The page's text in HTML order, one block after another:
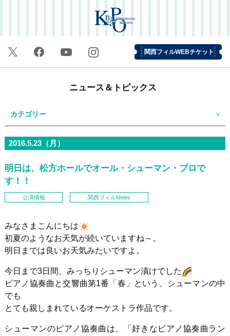
関西フィルWEBチケット
ニュース＆トピックス
カテゴリー
2016.5.23（月）
明日は、松方ホールでオール・シューマン・プロで
す！！
公演情報 関西フィルNews
みなさまこんにちは
初夏のようなお天気が続いていますね～。
明日までは良いお天気みたいですよ。
今日まで3日間、みっちりシューマン漬けでした
ピアノ協奏曲と交響曲第1番「春」という、シューマンの中
でも
とても親しまれているオーケストラ作品です。
シューマンのピアノ協奏曲は、「好きなピアノ協奏曲ラン